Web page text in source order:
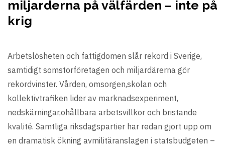
miljarderna på välfärden – inte på
krig
Arbetslösheten och fattigdomen slår rekord i Sverige,
samtidigt somstorföretagen och miljardärerna gör
rekordvinster. Vården, omsorgen,skolan och
kollektivtrafiken lider av marknadsexperiment,
nedskärningar,ohållbara arbetsvillkor och bristande
kvalité. Samtliga riksdagspartier har redan gjort upp om
en dramatisk ökning avmilitäranslagen i statsbudgeten –